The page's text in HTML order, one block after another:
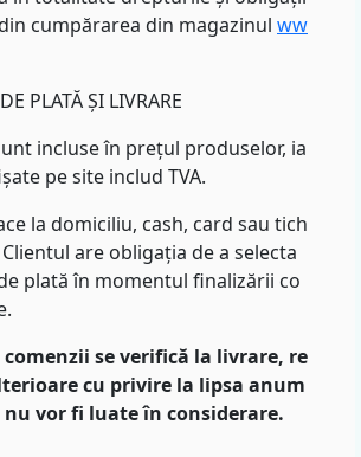
cumpărarea din magazinul ww
PLATĂ ȘI LIVRARE
incluse în prețul produselor, ia
pe site includ TVA.
la domiciliu, cash, card sau tich
are obligația de a selecta
plată în momentul finalizării co
se verifică la livrare, re
cu privire la lipsa anum
vor fi luate în considerare.